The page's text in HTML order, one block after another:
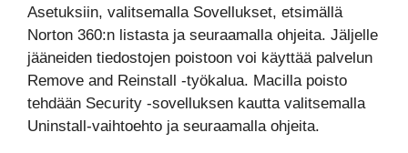
Asetuksiin, valitsemalla Sovellukset, etsimällä
Norton 360:n listasta ja seuraamalla ohjeita. Jäljelle
jääneiden tiedostojen poistoon voi käyttää palvelun
Remove and Reinstall -työkalua. Macilla poisto
tehdään Security -sovelluksen kautta valitsemalla
Uninstall-vaihtoehto ja seuraamalla ohjeita.